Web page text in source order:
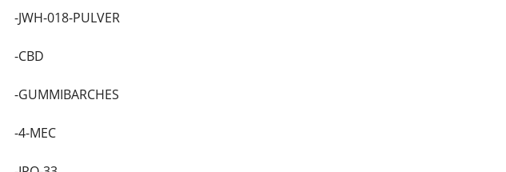
-JWH-018-PULVER
-CBD
-GUMMIBARCHES
-4-MEC